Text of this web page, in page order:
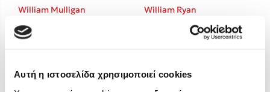
Αυτή η ιστοσελίδα χρησιμοποιεί cookies
Pierdomenico Baccalario
Cori Doerrfeld
Δανάη Ιμπραχήμ
William Mulligan William Ryan